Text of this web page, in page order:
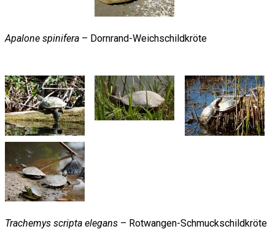
Apalone spinifera – Dornrand-Weichschildkröte
Trachemys scripta elegans – Rotwangen-Schmuckschildkröte